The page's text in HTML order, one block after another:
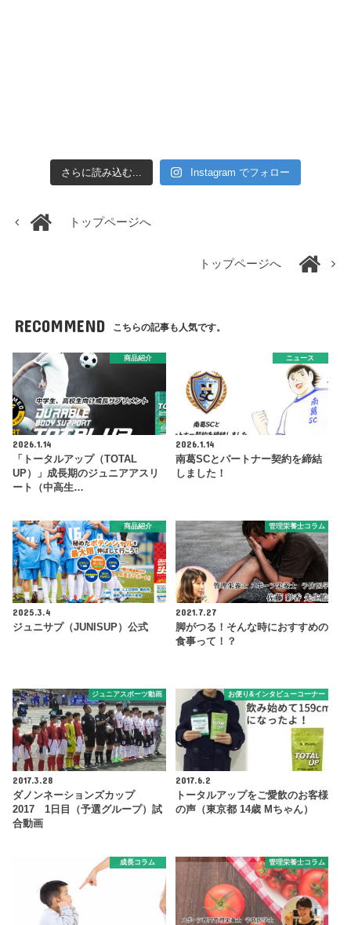
さらに読み込む... Instagram でフォロー
トップページへ
トップページへ
RECOMMEND こちらの記事も人気です。
商品紹介
2026.1.14
「トータルアップ（TOTAL
UP）」成長期のジュニアアスリ
ート（中高生…
ニュース
2026.1.14
南葛SCとパートナー契約を締結
しました！
商品紹介
2025.3.4
ジュニサプ（JUNISUP）公式
管理栄養士コラム
2021.7.27
脚がつる！そんな時におすすめの
食事って！？
ジュニアスポーツ動画
2017.3.28
ダノンネーションズカップ
2017 1日目（予選グループ）試
合動画
お便り&インタビューコーナー
2017.6.2
トータルアップをご愛飲のお客様
の声（東京都 14歳 Mちゃん）
成長コラム 管理栄養士コラム